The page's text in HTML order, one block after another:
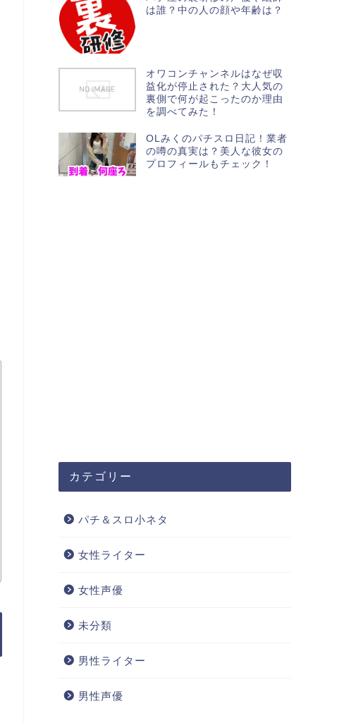
は誰？中の人の顔や年齢は？
オワコンチャンネルはなぜ収
益化が停止された？大人気の
裏側で何が起こったのか理由
を調べてみた！
OLみくのパチスロ日記！業者
の噂の真実は？美人な彼女の
プロフィールもチェック！
カテゴリー
パチ＆スロ小ネタ
女性ライター
女性声優
未分類
男性ライター
男性声優